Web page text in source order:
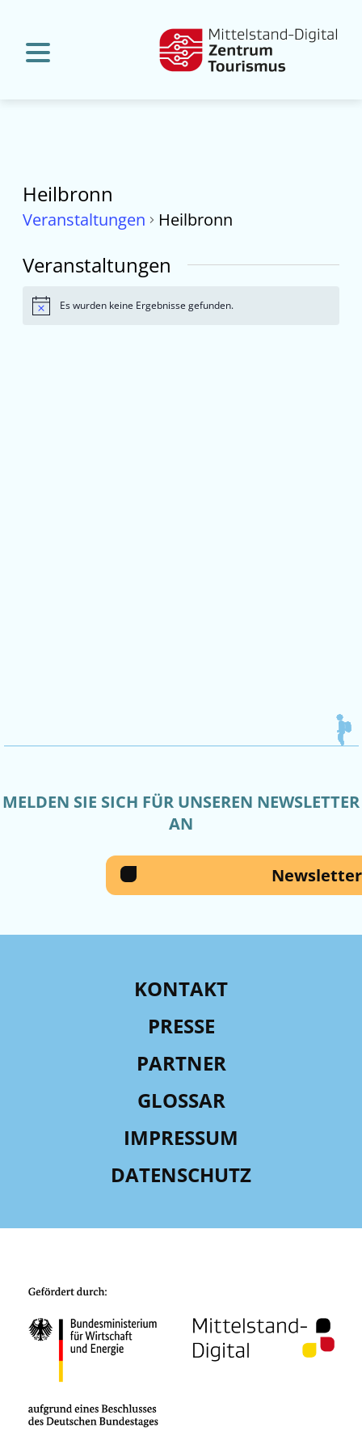
Heilbronn
Veranstaltungen Heilbronn
Veranstaltungen
HinweisEs wurden keine Ergebnisse gefunden.
MELDEN SIE SICH FÜR UNSEREN NEWSLETTER
AN
Newsletter
KONTAKT
PRESSE
PARTNER
GLOSSAR
IMPRESSUM
DATENSCHUTZ